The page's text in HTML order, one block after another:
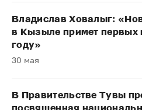
Владислав Ховалыг:
в Кызыле примет первых
году»
30 мая
В Правительстве Тувы